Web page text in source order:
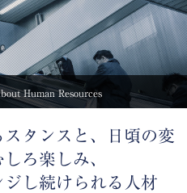
Human Resources
タンスと、日頃の変
ろ楽しみ、
し続けられる人材